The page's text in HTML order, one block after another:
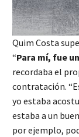
Quim Costa
“Para mí, fue
recordaba el
contratación.
yo estaba
estaba a un
por ejemplo,